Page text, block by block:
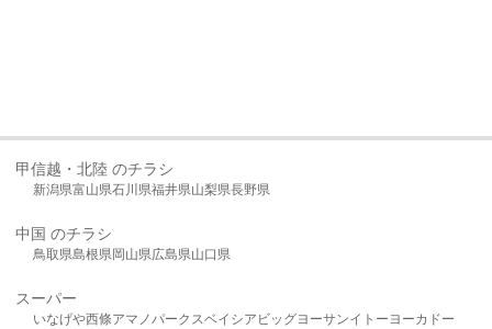
甲信越・北陸 のチラシ
新潟県富山県石川県福井県山梨県長野県
中国 のチラシ
鳥取県島根県岡山県広島県山口県
スーパー
いなげや西條アマノパークスベイシア ビッグヨーサンイトーヨーカドー